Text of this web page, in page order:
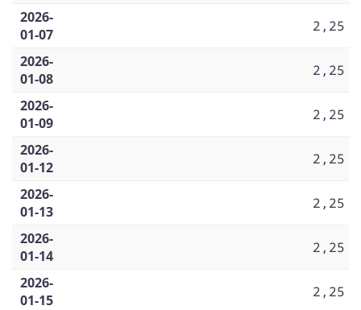
2026-
01-07
2,25
2026-
01-08
2,25
2026-
01-09
2,25
2026-
01-12
2,25
2026-
01-13
2,25
2026-
01-14
2,25
2026-
01-15
2,25